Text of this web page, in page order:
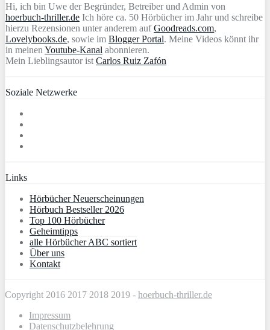
Hi, ich bin Uwe der Begründer, Betreiber und Admin von
hoerbuch-thriller.de Ich höre ca. 50 Hörbücher im Jahr und schreibe
hierzu Rezensionen unter anderem aufGoodreads.com,
Lovelybooks.de, sowie im Blogger Portal. Meine Videos könnt ihr
in meinen Youtube-Kanal abonnieren.
Mein Lieblingsautor ist Carlos Ruiz Zafón
Soziale Netzwerke
Links
Hörbücher Neuerscheinungen
Hörbuch Bestseller 2026
Top 100 Hörbücher
Geheimtipps
alle Hörbücher ABC sortiert
Über uns
Kontakt
Copyright 2016 2017 2018 2019 - hoerbuch-thriller.de
Impressum
Datenschutzbelehrung